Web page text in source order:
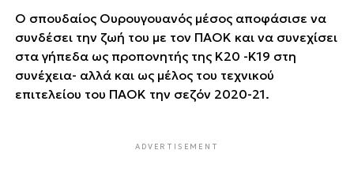
Ο σπουδαίος Ουρουγουανός μέσος αποφάσισε να
συνδέσει την ζωή του με τον ΠΑΟΚ και να συνεχίσει
στα γήπεδα ως προπονητής της Κ20 -Κ19 στη
συνέχεια- αλλά και ως μέλος του τεχνικού
επιτελείου του ΠΑΟΚ την σεζόν 2020-21.
ADVERTISEMENT